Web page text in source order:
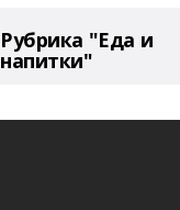
Рубрика "Еда и
напитки"